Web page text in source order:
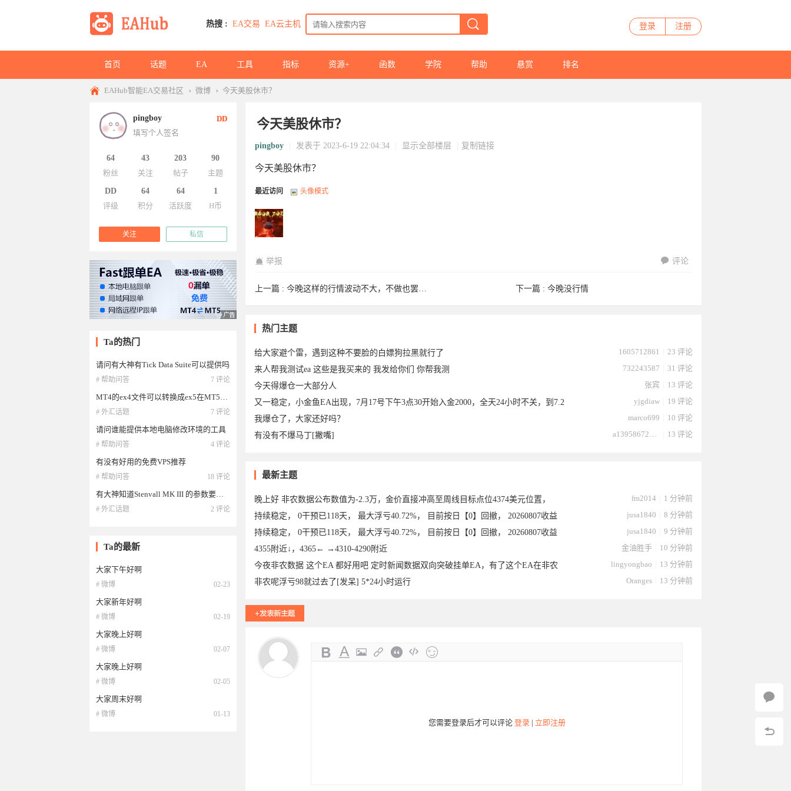
热搜 : EA交易 EA云主机 登录 注册
首页 话题 EA 工具 指标 资源+ 函数 学院 帮助 悬赏 排名
EAHub智能EA交易社区 › 微博 › 今天美股休市？
今天美股休市？
pingboy 发表于 2023-6-19 22:04:34 显示全部楼层 复制链接
今天美股休市？
最近访问 头像模式
2023-06-
19
举报 评论
上一篇 : 今晚这样的行情波动不大，不做也罢。早点睡 下一篇 : 今晚没行情
热门主题
给大家避个雷，遇到这种不要脸的白嫖狗拉黑就行了 23 评论
1605712861
来人帮我测试ea 这些是我买来的 我发给你们 你帮我测
31 评论
732243587
今天得爆仓一大部分人
13 评论
张宾
又一稳定，小金鱼EA出现，7月17号下午3点30开始入金2000，全天24小时不关，到7.2
19 评论
yjgdiaw
我爆仓了，大家还好吗？
10 评论
marco699
有没有不爆马丁[撇嘴]
13 评论
a13958672232
最新主题
晚上好 非农数据公布数值为-2.3万，金价直接冲高至周线目标点位4374美元位置， 1 分钟前
fm2014
持续稳定， 0干预已118天， 最大浮亏40.72%， 目前按日【0】回撤， 20260807收益
8 分钟前
jusa1840
持续稳定， 0干预已118天， 最大浮亏40.72%， 目前按日【0】回撤， 20260807收益
9 分钟前
jusa1840
4355附近↓，4365← →4310-4290附近
10 分钟前
金油胜手
今夜非农数据 这个EA 都好用吧 定时新闻数据双向突破挂单EA，有了这个EA在非农
13 分钟前
lingyongbao
非农呢浮亏98就过去了[发呆] 5*24小时运行
13 分钟前
Oranges
您需要登录后才可以评论 登录| 立即注册
pingboy
DD
填写个人签名
64
粉丝
43
关注
203
帖子
90
主题
DD
评级
64
积分
64
活跃度
1
H币
关注 私信
Ta的热门
请问有大神有Tick Data Suite可以提供吗
# 帮助问答 7 评论
MT4的ex4文件可以转换成ex5在MT5里执行吗
# 外汇话题 7 评论
请问谁能提供本地电脑修改环境的工具
# 帮助问答 4 评论
有没有好用的免费VPS推荐
# 帮助问答 18 评论
有大神知道Stenvall MK III 的参数要如何设置吗
# 外汇话题 2 评论
Ta的最新
大家下午好啊
# 微博 02-23
大家新年好啊
# 微博 02-19
大家晚上好啊
# 微博 02-07
大家晚上好啊
# 微博 02-05
大家周末好啊
# 微博 01-13